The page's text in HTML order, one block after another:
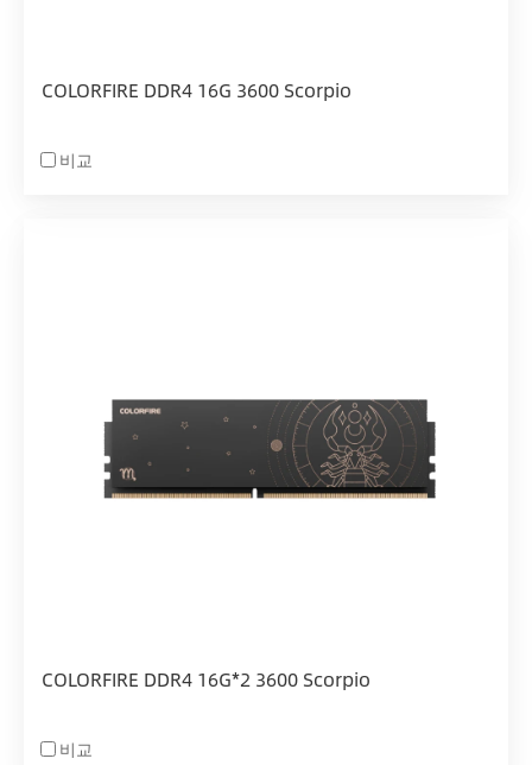
COLORFIRE DDR4 16G 3600 Scorpio
비교
COLORFIRE DDR4 16G*2 3600 Scorpio
비교